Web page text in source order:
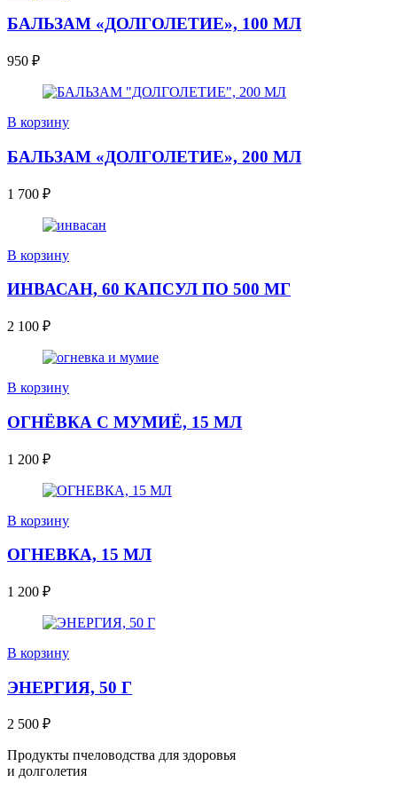
БАЛЬЗАМ «ДОЛГОЛЕТИЕ», 100 МЛ
950 ₽
В корзину
БАЛЬЗАМ «ДОЛГОЛЕТИЕ», 200 МЛ
1 700 ₽
В корзину
ИНВАСАН, 60 КАПСУЛ ПО 500 МГ
2 100 ₽
В корзину
ОГНЁВКА С МУМИЁ, 15 МЛ
1 200 ₽
В корзину
ОГНЕВКА, 15 МЛ
1 200 ₽
В корзину
ЭНЕРГИЯ, 50 Г
2 500 ₽
Продукты пчеловодства для здоровья
и долголетия